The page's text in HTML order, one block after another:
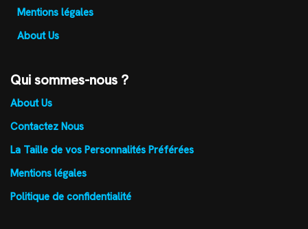
Mentions légales
About Us
Qui sommes-nous ?
About Us
Contactez Nous
La Taille de vos Personnalités Préférées
Mentions légales
Politique de confidentialité